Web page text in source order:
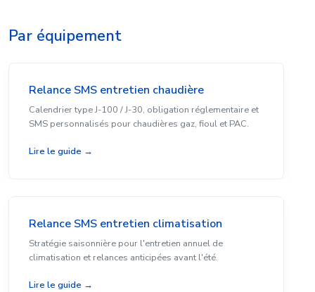
Par équipement
Relance SMS entretien chaudière
Calendrier type J-100 / J-30, obligation réglementaire et
SMS personnalisés pour chaudières gaz, fioul et PAC.
Lire le guide →
Relance SMS entretien climatisation
Stratégie saisonnière pour l'entretien annuel de
climatisation et relances anticipées avant l'été.
Lire le guide →